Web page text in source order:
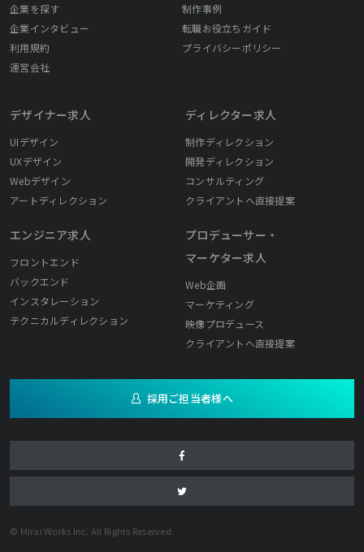
企業を探す
制作事例
企業インタビュー
転職お役立ちガイド
利用規約
プライバシーポリシー
運営会社
デザイナー求人
UIデザイン
UXデザイン
Webデザイン
アートディレクション
エンジニア求人
フロントエンド
バックエンド
インスタレーション
テクニカルディレクション
ディレクター求人
制作ディレクション
開発ディレクション
コンサルティング
クライアントへ直接提案
プロデューサー・
マーケター求人
Web企画
マーケティング
映像プロデュース
クライアントへ直接提案
採用ご担当者様へ
© Mirai Works Inc. All Rights Reserved.